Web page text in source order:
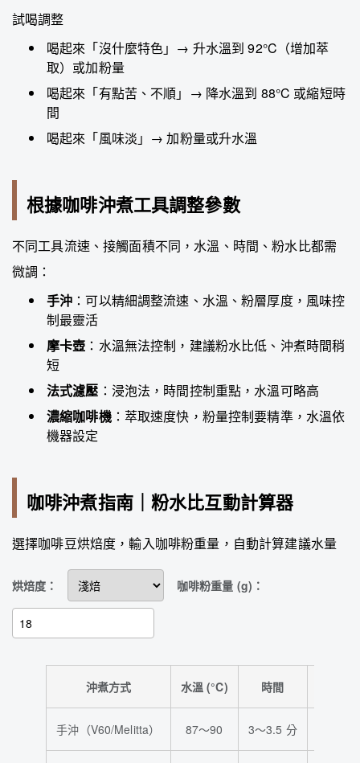
試喝調整
喝起來「沒什麼特色」→ 升水溫到 92°C（增加萃
取）或加粉量
喝起來「有點苦、不順」→ 降水溫到 88°C 或縮短時
間
喝起來「風味淡」→ 加粉量或升水溫
根據咖啡沖煮工具調整參數
不同工具流速、接觸面積不同，水溫、時間、粉水比都需
微調：
手沖 ：可以精細調整流速、水溫、粉層厚度，風味控
制最靈活
摩卡壺 ：水溫無法控制，建議粉水比低、沖煮時間稍
短
法式濾壓 ：浸泡法，時間控制重點，水溫可略高
濃縮咖啡機：萃取速度快，粉量控制要精準，水溫依
機器設定
咖啡沖煮指南｜粉水比互動計算器
選擇咖啡豆烘焙度，輸入咖啡粉重量，自動計算建議水量
烘焙度： 咖啡粉重量 (g)：
沖煮方式 水溫 (°C) 時間
手沖（V60/Melitta） 87～90 3～3.5 分